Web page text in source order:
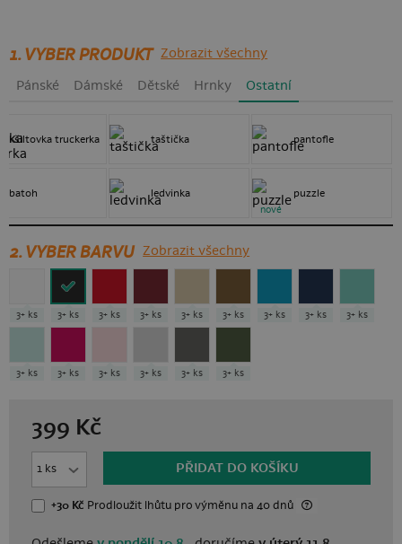
1. VYBER PRODUKT Zobrazit všechny
Pánské Dámské Dětské Hrnky Ostatní
kšiltovka truckerka
batoh
taštička
ledvinka
pantofle
puzzle
nové
2. VYBER BARVU Zobrazit všechny
3+ ks 3+ ks 3+ ks 3+ ks 3+ ks 3+ ks 3+ ks 3+ ks 3+ ks
3+ ks 3+ ks 3+ ks 3+ ks 3+ ks 3+ ks
399 Kč
PŘIDAT DO KOŠÍKU
+30 Kč Prodloužit lhůtupro výměnu na 40 dnů